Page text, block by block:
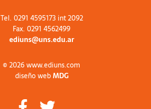
Tel. 0291 4595173 int 2092
Fax. 0291 4562499
ediuns@uns.edu.ar
© 2026 www.ediuns.com
diseño webMDG